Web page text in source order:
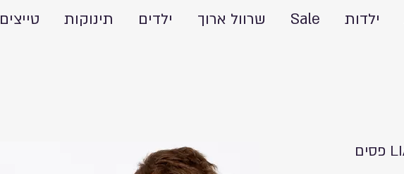
ילדות Sale שרוול ארוך ילדים תינוקות טייצים